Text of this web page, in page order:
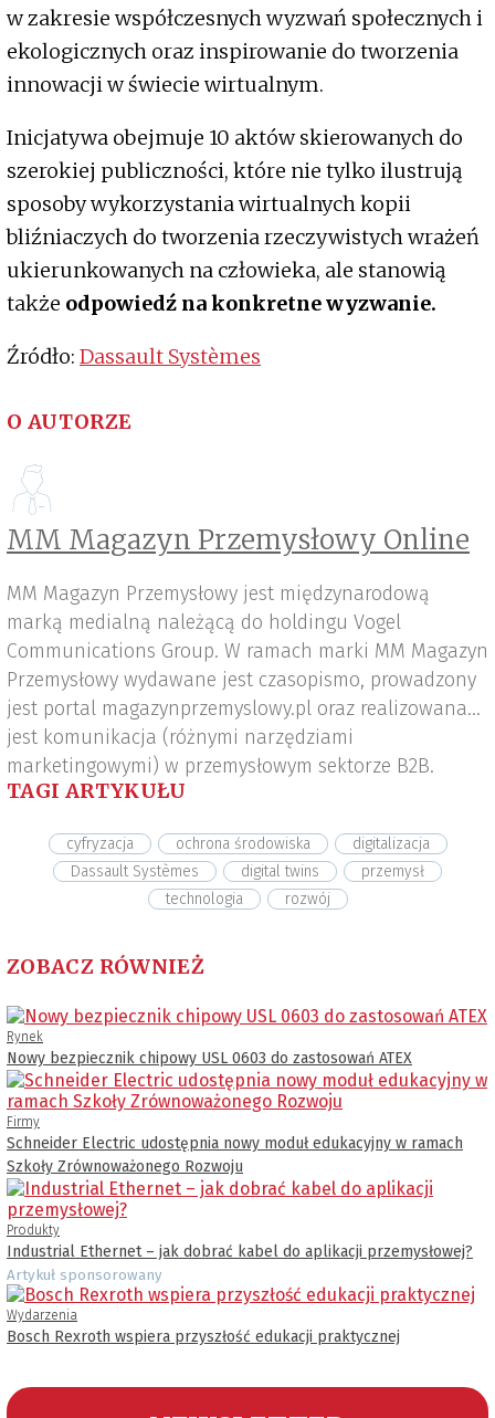
w zakresie współczesnych wyzwań społecznych i
ekologicznych oraz inspirowanie do tworzenia
innowacji w świecie wirtualnym.
Inicjatywa obejmuje 10 aktów skierowanych do
szerokiej publiczności, które nie tylko ilustrują
sposoby wykorzystania wirtualnych kopii
bliźniaczych do tworzenia rzeczywistych wrażeń
ukierunkowanych na człowieka, ale stanowią
także odpowiedź na konkretne wyzwanie.
Źródło: Dassault Systèmes
O AUTORZE
MM Magazyn Przemysłowy Online
MM Magazyn Przemysłowy jest międzynarodową
marką medialną należącą do holdingu Vogel
Communications Group. W ramach marki MM Magazyn
Przemysłowy wydawane jest czasopismo, prowadzony
jest portal magazynprzemyslowy.pl oraz realizowana
jest komunikacja (różnymi narzędziami
marketingowymi) w przemysłowym sektorze B2B.
TAGI ARTYKUŁU
cyfryzacja ochrona środowiska
digitalizacja
Dassault Systèmes
digital twins
przemysł
technologia
rozwój
ZOBACZ RÓWNIEŻ
Rynek
Nowy bezpiecznik chipowy USL 0603 do zastosowań ATEX
Firmy
Schneider Electric udostępnia nowy moduł edukacyjny w ramach
Szkoły Zrównoważonego Rozwoju
Produkty
Industrial Ethernet – jak dobrać kabel do aplikacji przemysłowej?
Artykuł sponsorowany
Wydarzenia
Bosch Rexroth wspiera przyszłość edukacji praktycznej